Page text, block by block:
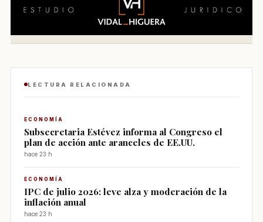
LECTURA RELACIONADA
ECONOMÍA
Subsecretaria Estévez informa al Congreso el
plan de acción ante aranceles de EE.UU.
hace 23 h
ECONOMÍA
IPC de julio 2026: leve alza y moderación de la
inflación anual
hace 23 h